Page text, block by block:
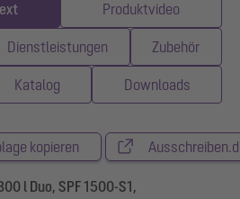
Produktvideo
Dienstleistungen Zubehör
Katalog Downloads
kopieren
l Duo, SPF 1500-S1,